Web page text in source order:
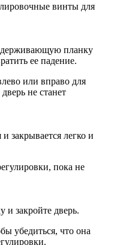
винты для
планку
ее падение.
или вправо для
не станет
закрывается легко и
пока не
закройте дверь.
убедиться, что она